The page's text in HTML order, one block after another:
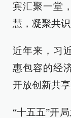
宾汇聚一堂
慧，凝聚共识
近年来，习
惠包容的经
开放创新共
“十五五”开